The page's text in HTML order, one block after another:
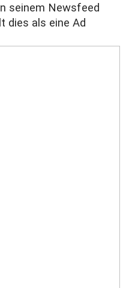
seinem Newsfeed
dies als eine Ad